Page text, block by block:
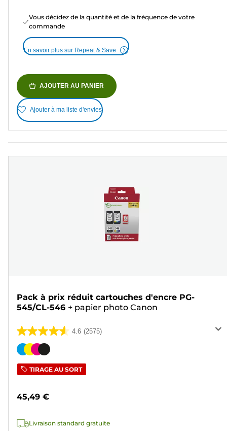
Vous décidez de la quantité et de la fréquence de votre
commande
En savoir plus sur Repeat & Save
AJOUTER AU PANIER
Ajouter à ma liste d'envies
Pack à prix réduit cartouches d'encre PG-
545/CL-546 + papier photo Canon
4.6 (2575)
4.6
sur
étoiles.
avis
Cartouche
TIRAGE AU SORT
45,49 €
Livraison standard gratuite